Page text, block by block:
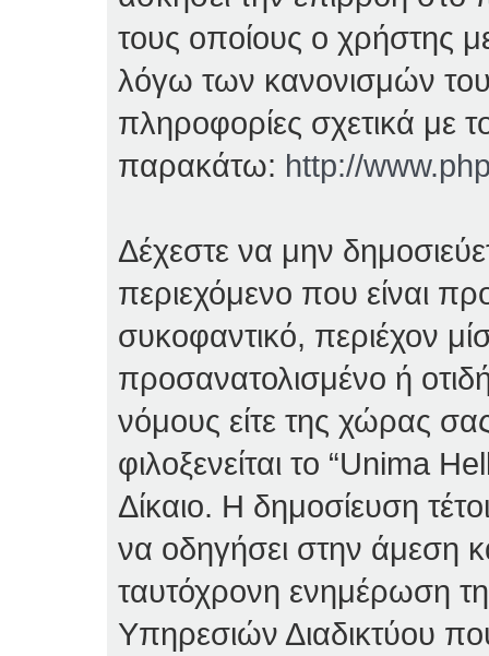
τους οποίους ο χρήστης
λόγω των κανονισμών
πληροφορίες σχετικά με
παρακάτω: http://
Δέχεστε να μην
περιεχόμενο που είναι
συκοφαντικό, περιέχον
προσανατολισμένο ή
νόμους είτε της χώρας
φιλοξενείται το “Unima
Δίκαιο. Η δημοσίευση
να οδηγήσει στην άμεση
ταυτόχρονη ενημέρωση
Υπηρεσιών Διαδικτύου